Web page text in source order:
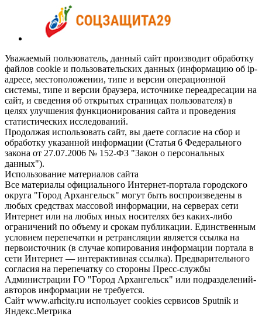
Уважаемый пользователь, данный сайт производит обработку
файлов cookie и пользовательских данных (информацию об ip-
адресе, местоположении, типе и версии операционной
системы, типе и версии браузера, источнике переадресации на
сайт, и сведения об открытых страницах пользователя) в
целях улучшения функционирования сайта и проведения
статистических исследований.
Продолжая использовать сайт, вы даете согласие на сбор и
обработку указанной информации (Статья 6 Федерального
закона от 27.07.2006 № 152-ФЗ "Закон о персональных
данных").
Использование материалов сайта
Все материалы официального Интернет-портала городского
округа "Город Архангельск" могут быть воспроизведены в
любых средствах массовой информации, на серверах сети
Интернет или на любых иных носителях без каких-либо
ограничений по объему и срокам публикации. Единственным
условием перепечатки и ретрансляции является ссылка на
первоисточник (в случае копирования информации портала в
сети Интернет — интерактивная ссылка). Предварительного
согласия на перепечатку со стороны Пресс-службы
Администрации ГО "Город Архангельск" или подразделений-
авторов информации не требуется.
Сайт www.arhcity.ru использует cookies сервисов Sputnik и
Яндекс.Метрика